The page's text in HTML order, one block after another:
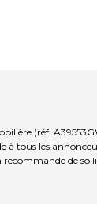
(réf:
à tous les
de